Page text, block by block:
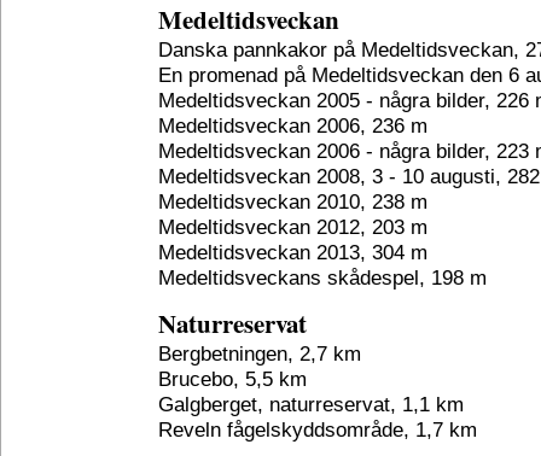
Medeltidsveckan
Danska pannkakor på Medeltidsveckan,
En promenad på Medeltidsveckan den 6
Medeltidsveckan 2005 - några bilder, 226
Medeltidsveckan 2006, 236 m
Medeltidsveckan 2006 - några bilder, 223
Medeltidsveckan 2008, 3 - 10 augusti,
Medeltidsveckan 2010, 238 m
Medeltidsveckan 2012, 203 m
Medeltidsveckan 2013, 304 m
Medeltidsveckans skådespel, 198 m
Naturreservat
Bergbetningen, 2,7 km
Brucebo, 5,5 km
Galgberget, naturreservat, 1,1 km
Reveln fågelskyddsområde, 1,7 km